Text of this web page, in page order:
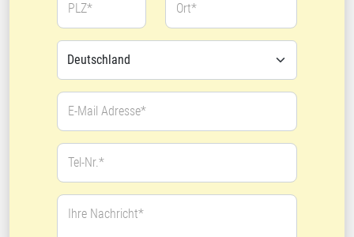
PLZ* Ort*
E-Mail Adresse*
Tel-Nr.*
Ihre Nachricht*